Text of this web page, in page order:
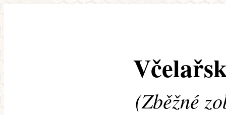
(Zběžné